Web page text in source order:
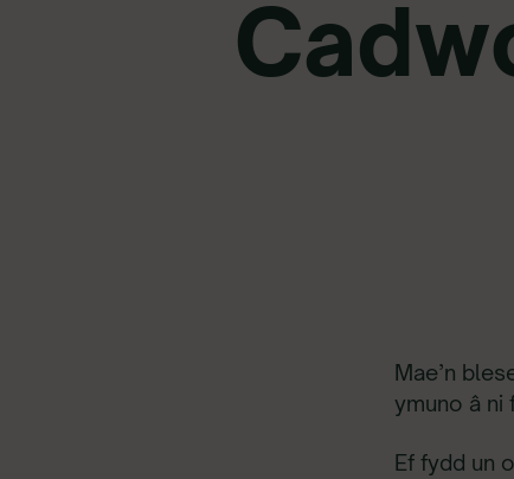
Mae’n
ymuno â ni
Ef fydd un